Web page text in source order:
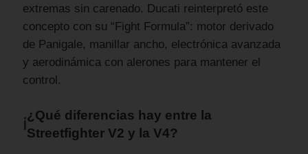
extremas sin carenado. Ducati reinterpretó este
concepto con su “Fight Formula”: motor derivado
de Panigale, manillar ancho, electrónica avanzada
y aerodinámica con alerones para mantener el
control.
ℹ
¿Qué diferencias hay entre la
Streetfighter V2 y la V4?